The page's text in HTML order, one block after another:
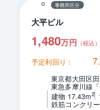
事務所区分
大平ビル
1,480万円 （税込）
予定利回り：
東京都大田区
東急多摩川線
建物 17.43m2
鉄筋コンクリ